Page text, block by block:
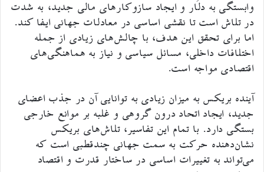
وابستگی به دلار و ایجاد سازوکارهای مالی جدید، به شدت
در تلاش است تا نقشی اساسی در معادلات جهانی ایفا کند.
اما برای تحقق این هدف، با چالش‌های زیادی از جمله
اختلافات داخلی، مسائل سیاسی و نیاز به هماهنگی‌های
اقتصادی مواجه است.
آینده بریکس به میزان زیادی به توانایی آن در جذب اعضای
جدید، ایجاد اتحاد درون گروهی و غلبه بر موانع خارجی
بستگی دارد. با تمام این تفاسیر، تلاش‌های بریکس
نشان‌دهنده حرکت به سمت جهانی چندقطبی است که
می‌تواند به تغییرات اساسی در ساختار قدرت و اقتصاد